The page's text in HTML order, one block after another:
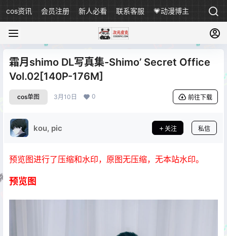
cos资讯 会员注册 新人必看 联系客服 💗动漫博主
霜月shimo DL写真集-Shimo’ Secret Office
Vol.02[140P-176M]
cos单图 3月10日 0 前往下载
kou, pic 关注 私信
预览图进行了压缩和水印，原图无压缩，无本站水印。
预览图